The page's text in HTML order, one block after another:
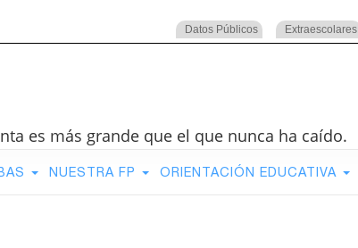
Datos Públicos Extraescolares
es más grande que el que nunca ha caído.
NUESTRA FP ORIENTACIÓN EDUCATIVA